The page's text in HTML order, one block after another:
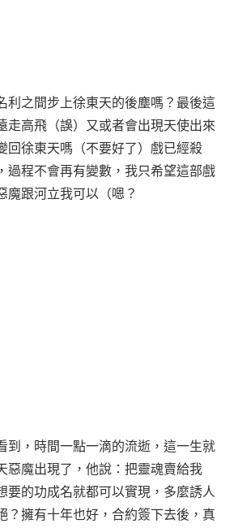
利之間步上徐東天的後塵嗎？最後這
走高飛（誤）又或者會出現天使出來
回徐東天嗎（不要好了）戲已經殺
過程不會再有變數，我只希望這部戲
魔跟河立我可以（嗯？
到，時間一點一滴的流逝，這一生就
惡魔出現了，他說：把靈魂賣給我
要的功成名就都可以實現，多麼誘人
？擁有十年也好，合約簽下去後，真